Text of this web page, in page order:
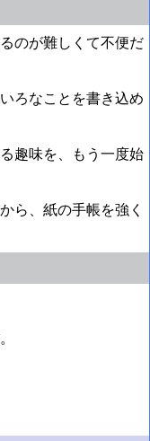
のが難しくて不便だ
ろなことを書き込め
趣味を、もう一度始
ら、紙の手帳を強く